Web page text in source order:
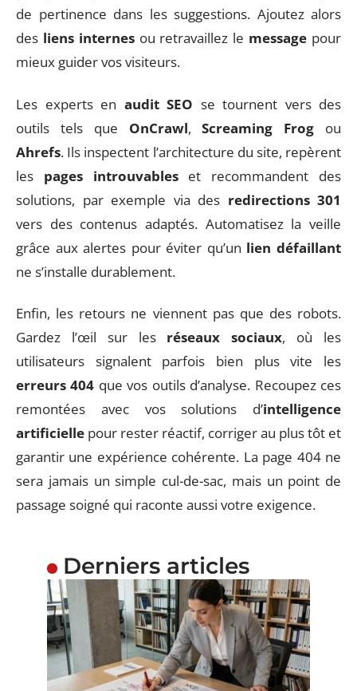
de pertinence dans les suggestions. Ajoutez alors
des liens internesou retravaillez le message pour
mieux guider vos visiteurs.
Les experts en audit SEO se tournent vers des
outils tels que OnCrawl,Screaming Frog ou
Ahrefs. Ils inspectent l’architecture du site, repèrent
les pages introuvableset recommandent des
solutions, par exemple via des redirections 301
vers des contenus adaptés. Automatisez la veille
grâce aux alertes pour éviter qu’un lien défaillant
ne s’installe durablement.
Enfin, les retours ne viennent pas que des robots.
Gardez l’œil sur les réseaux sociaux, où les
utilisateurs signalent parfois bien plus vite les
erreurs 404 que vos outils d’analyse. Recoupez ces
remontées avec vos solutions d’intelligence
artificielle pour rester réactif, corriger au plus tôt et
garantir une expérience cohérente. La page 404 ne
sera jamais un simple cul-de-sac, mais un point de
passage soigné qui raconte aussi votre exigence.
Derniers articles